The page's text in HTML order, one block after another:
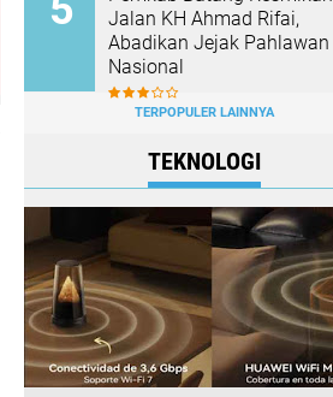
Jalan KH Ahmad Rifai,
Abadikan Jejak Pahlawan
Nasional
TERPOPULER LAINNYA
TEKNOLOGI